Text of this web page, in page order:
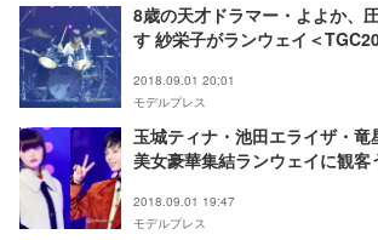
8歳の天才ドラマー・よよか、
す 紗栄子がランウェイ＜
2018.09.01 20:01
モデルプレス
玉城ティナ・池田エライザ・
美女豪華集結ランウェイに観客
2018.09.01 19:47
モデルプレス